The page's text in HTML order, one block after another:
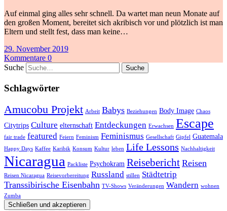
Auf einmal ging alles sehr schnell. Da wartet man neun Monate auf
den großen Moment, bereitet sich akribisch vor und plötzlich ist man
Eltern und stellt fest, dass man keine…
29. November 2019
Kommentare 0
Suche
Schlagwörter
Amucobu Projekt Arbeit Babys Beziehungen Body Image Chaos
Citytrips Culture elternschaft Entdeckungen Erwachsen Escape
fair trade featured Feiern Feminism Feminismus Gesellschaft Gipfel Guatemala
Happy Days Kaffee Karibik Konsum Kultur leben Life Lessons Nachhaltigkeit
Nicaragua Packliste Psychokram Reisebericht Reisen
Reisen Nicaragua Reisevorbereitung Russland stillen Städtetrip
Transsibirische Eisenbahn TV-Shows Veränderungen Wandern wohnen
Zumba